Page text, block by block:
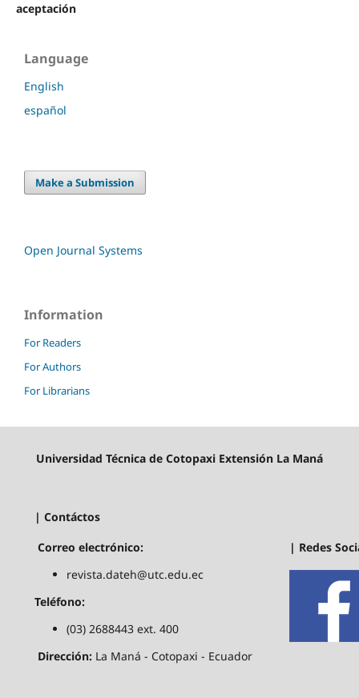
aceptación
Language
English
español
Make a Submission
Open Journal Systems
Information
For Readers
For Authors
For Librarians
Universidad Técnica de Cotopaxi Extensión La Maná
| Contáctos
Correo electrónico:
revista.dateh@utc.edu.ec
Teléfono:
(03) 2688443 ext. 400
Dirección: La Maná - Cotopaxi - Ecuador
| Redes